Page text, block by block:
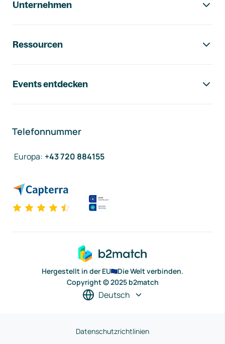
Unternehmen
Ressourcen
Events entdecken
Telefonnummer
Europa: +43 720 884155
Hergestellt in der EU
Die Welt verbinden.
Copyright © 2025 b2match
Deutsch
Datenschutzrichtlinien